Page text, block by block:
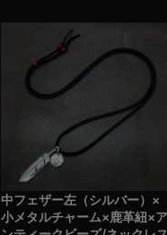
中フェザー左（シルバー）×
小メタルチャーム×鹿革紐×ア